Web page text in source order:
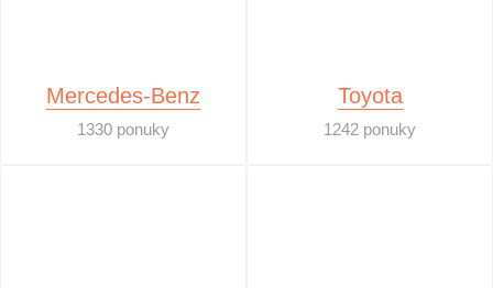
Mercedes-Benz
1330 ponuky
Toyota
1242 ponuky